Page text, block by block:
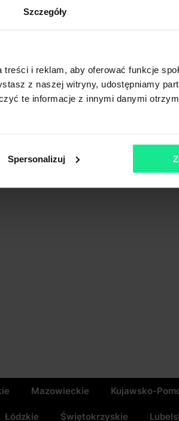
Szczegóły
i reklam, aby oferować funkcje
z naszej witryny, udostępniamy
te informacje z innymi danymi
Spersonalizuj
Mazowieckie Kujawsko-
Łódzkie Świętokrzyskie